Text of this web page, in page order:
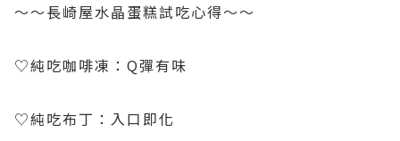
～～長崎屋水晶蛋糕試吃心得～～
♡純吃咖啡凍：Q彈有味
♡純吃布丁：入口即化